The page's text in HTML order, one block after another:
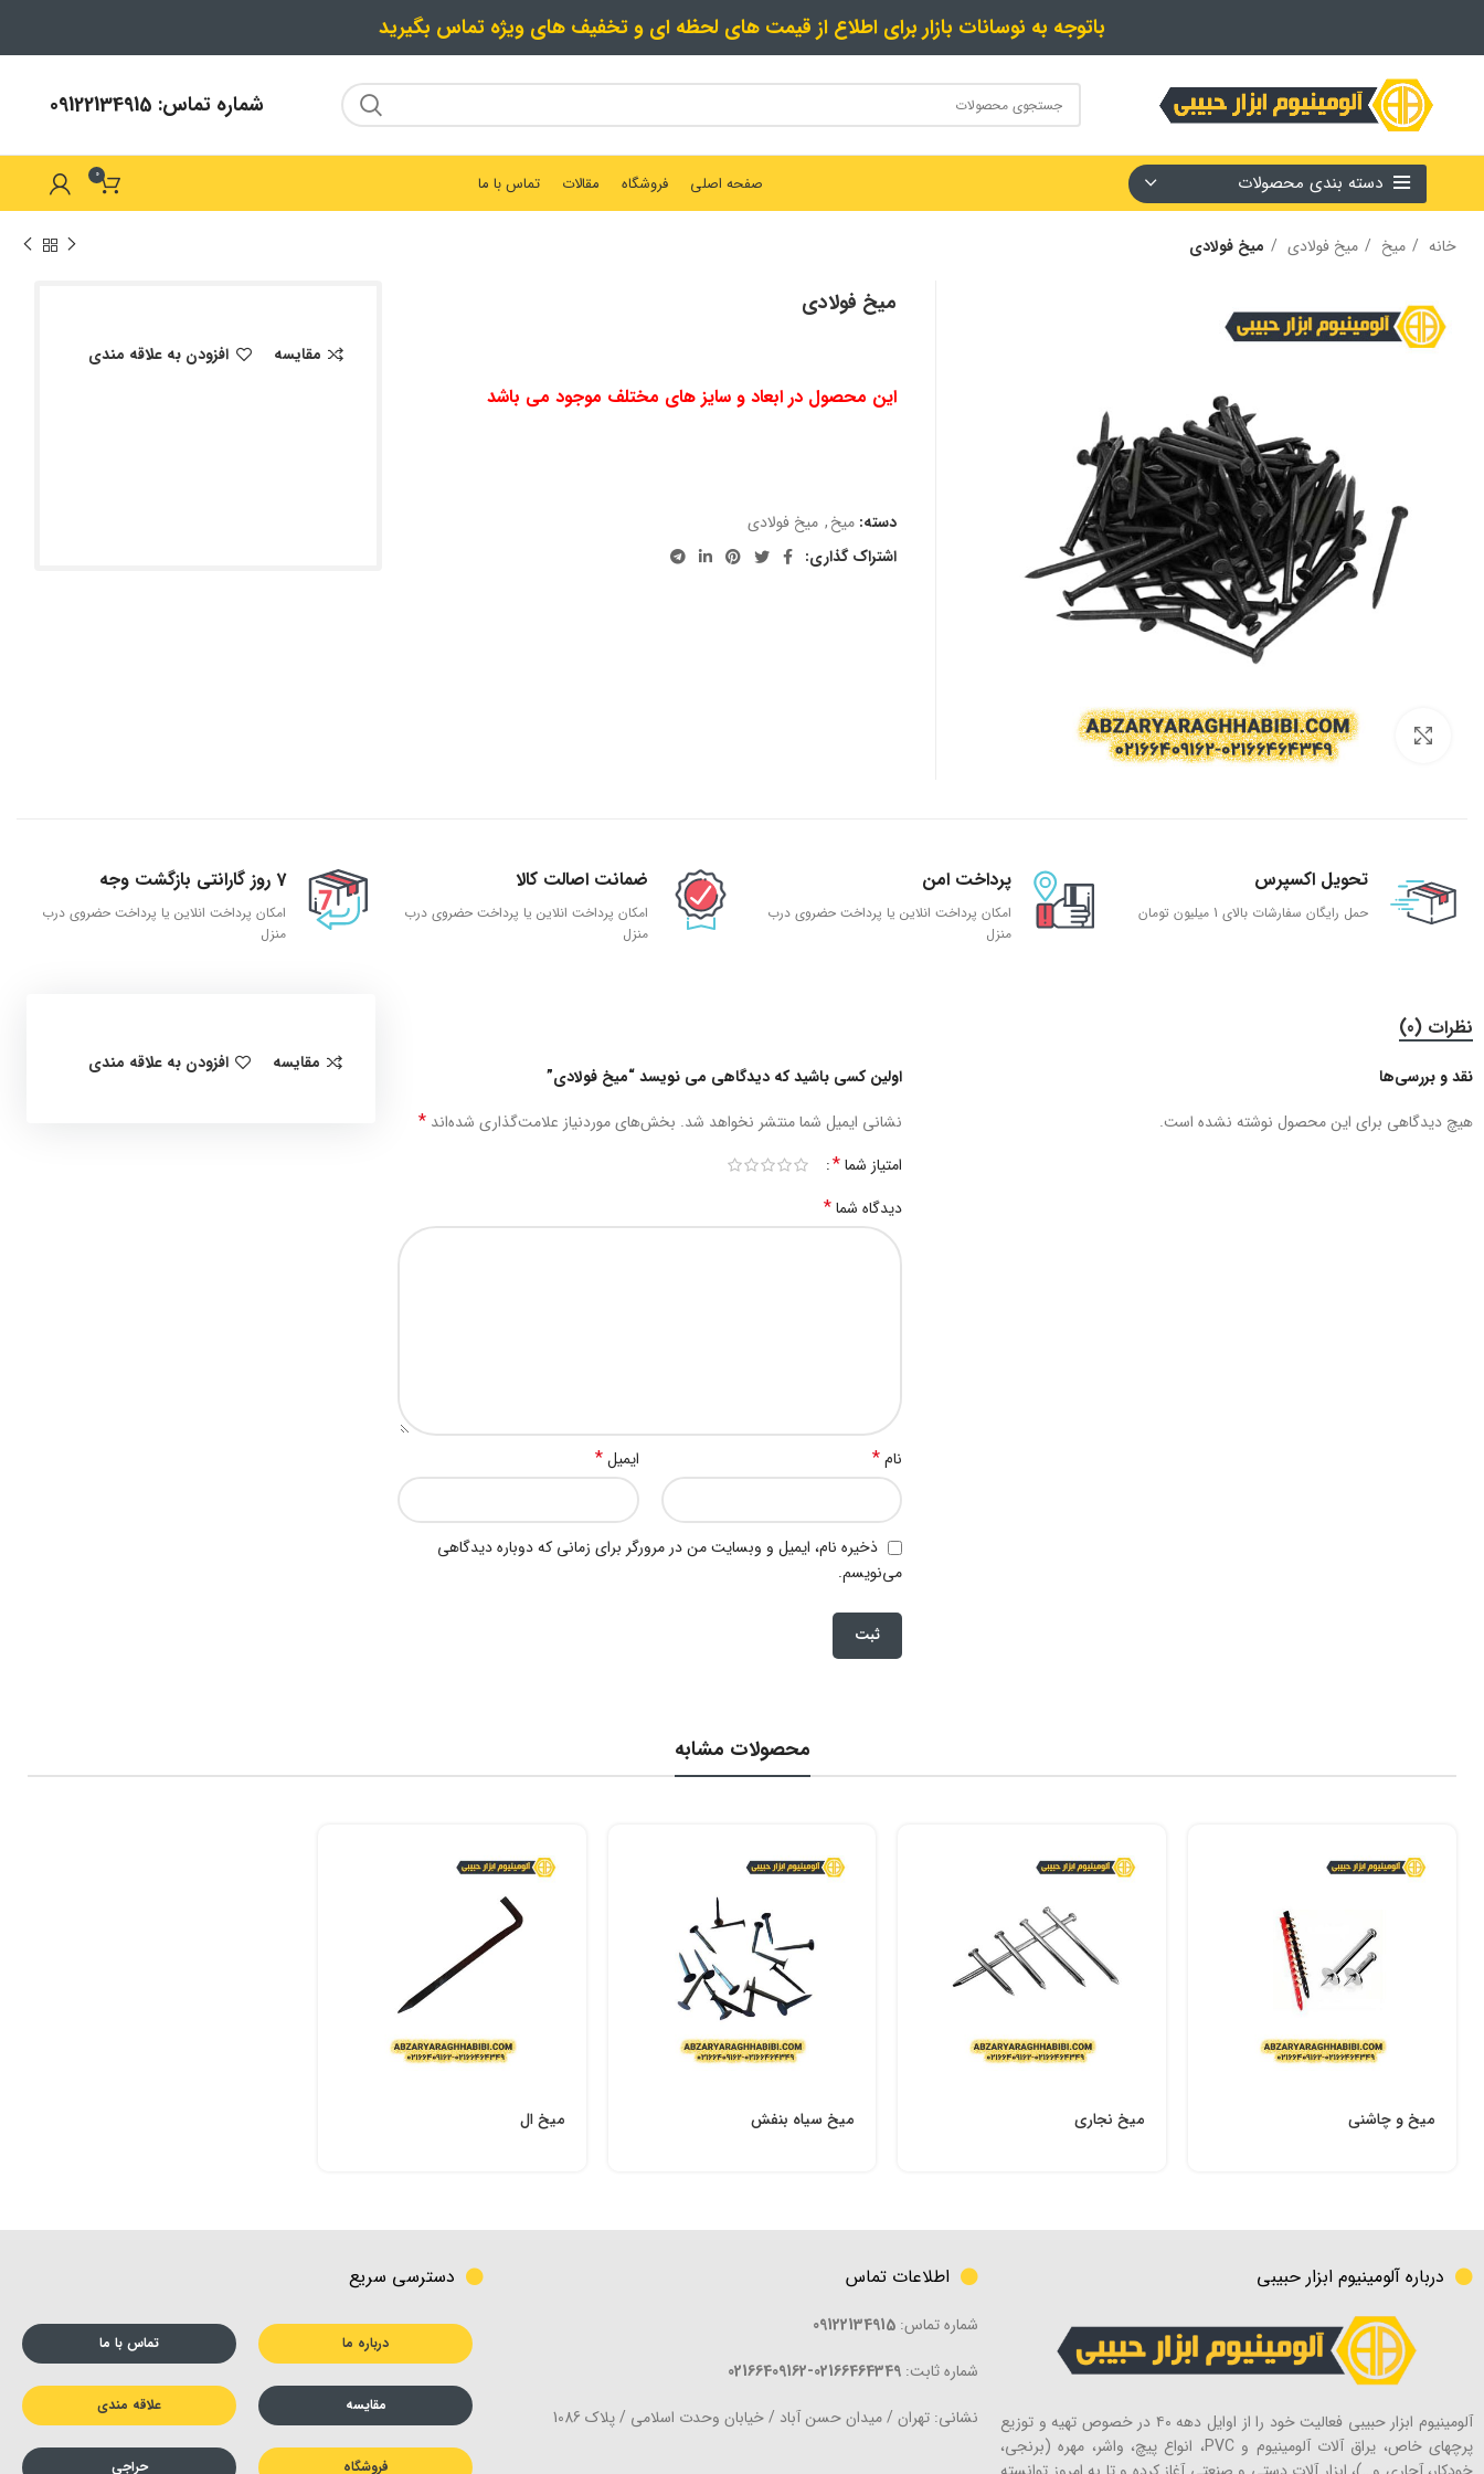
باتوجه به نوسانات بازار برای اطلاع از قیمت های لحظه ای و تخفیف های ویژه تماس بگیرید
شماره تماس: 09122134915
دسته بندی محصولات صفحه اصلی فروشگاه مقالات تماس با ما 0
خانه میخ میخ فولادی میخ فولادی
بزرگنمایی تصویر
میخ فولادی
این محصول در ابعاد و سایز های مختلف موجود می باشد
دسته: میخ, میخ فولادی
اشتراک گذاری:
مقایسه افزودن به علاقه مندی
تحویل اکسپرس
حمل رایگان سفارشات بالای 1 میلیون تومان
پرداخت امن
امکان پرداخت انلاین یا پرداخت حضروی درب
منزل
ضمانت اصالت کالا
امکان پرداخت انلاین یا پرداخت حضروی درب
منزل
7 روز گارانتی بازگشت وجه
امکان پرداخت انلاین یا پرداخت حضروی درب
منزل
نظرات (0)
نقد و بررسی‌ها
هیچ دیدگاهی برای این محصول نوشته نشده است.
اولین کسی باشید که دیدگاهی می نویسد “میخ فولادی”
نشانی ایمیل شما منتشر نخواهد شد. بخش‌های موردنیاز علامت‌گذاری شده‌اند *
امتیاز شما*
دیدگاه شما*
نام* ایمیل*
ذخیره نام، ایمیل و وبسایت من در مرورگر برای زمانی که دوباره دیدگاهی
می‌نویسم.
مقایسه افزودن به علاقه مندی
محصولات مشابه
میخ و چاشنی میخ نجاری میخ سیاه بنفش میخ ال
درباره آلومینیوم ابزار حبیبی
آلومینیوم ابزار حبیبی فعالیت خود را از اوایل دهه ۴۰ در خصوص تهیه و توزیع
پرچهای خاص، یراق آلات آلومینیوم و PVC، انواع پیچ، واشر، مهره (برنجی،
اطلاعات تماس
شماره تماس: 09122134915
شماره ثابت: 02166464349-02166409162
نشانی: تهران / میدان حسن آباد / خیابان وحدت اسلامی / پلاک 1086
دسترسی سریع
درباره ما تماس با ما
مقایسه علاقه مندی
فروشگاه حراجی